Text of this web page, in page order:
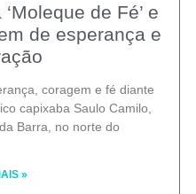
de Fé’ e
de esperança e
coragem e fé diante
capixaba Saulo Camilo,
Barra, no norte do
»